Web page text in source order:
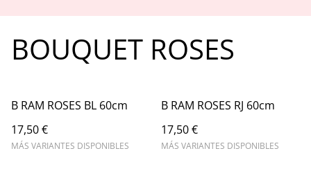
BOUQUET ROSES
B RAM ROSES BL 60cm
17,50 €
MÁS VARIANTES DISPONIBLES
B RAM ROSES RJ 60cm
17,50 €
MÁS VARIANTES DISPONIBLES